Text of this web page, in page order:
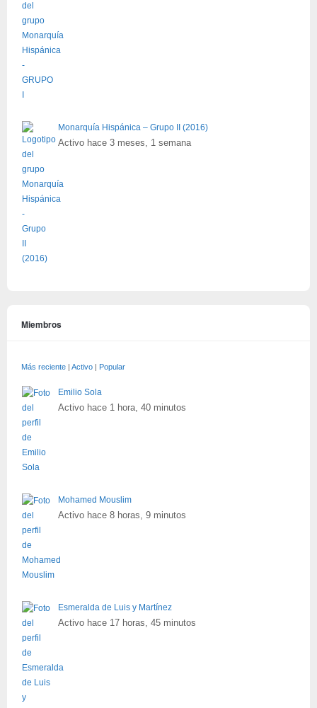
Monarquía Hispánica – Grupo II (2016)
Activo hace 3 meses, 1 semana
Miembros
Más reciente | Activo | Popular
Emilio Sola
Activo hace 1 hora, 40 minutos
Mohamed Mouslim
Activo hace 8 horas, 9 minutos
Esmeralda de Luis y Martínez
Activo hace 17 horas, 45 minutos